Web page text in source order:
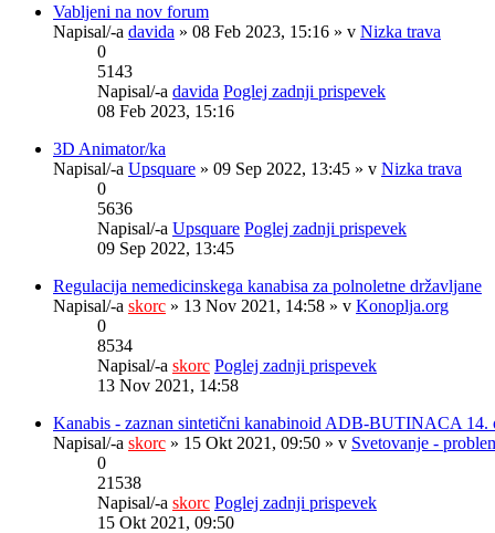
Vabljeni na nov forum
Napisal/-a davida » 08 Feb 2023, 15:16 » v Nizka trava
0
5143
Napisal/-a davida Poglej zadnji prispevek
08 Feb 2023, 15:16
3D Animator/ka
Napisal/-a Upsquare » 09 Sep 2022, 13:45 » v Nizka trava
0
5636
Napisal/-a Upsquare Poglej zadnji prispevek
09 Sep 2022, 13:45
Regulacija nemedicinskega kanabisa za polnoletne državljane
Napisal/-a skorc » 13 Nov 2021, 14:58 » v Konoplja.org
0
8534
Napisal/-a skorc Poglej zadnji prispevek
13 Nov 2021, 14:58
Kanabis - zaznan sintetični kanabinoid ADB-BUTINACA 14.
Napisal/-a skorc » 15 Okt 2021, 09:50 » v Svetovanje -
0
21538
Napisal/-a skorc Poglej zadnji prispevek
15 Okt 2021, 09:50